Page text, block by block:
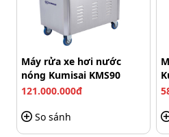
Chính vì thế, Lutian 18G30-
những công việc yêu cầu sự
Máy rửa xe hơi nước
nóng Kumisai KMS90
121.000.000đ
So sánh